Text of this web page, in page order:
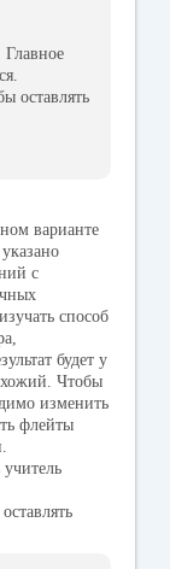
Главное
оставлять
варианте
с
способ
будет у
Чтобы
изменить
флейты